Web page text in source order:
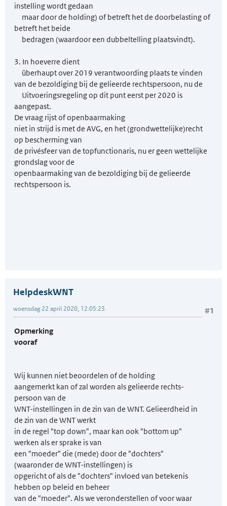
instelling wordt gedaan
maar door de holding) of betreft het de doorbelasting of
betreft het beide
bedragen (waardoor een dubbeltelling plaatsvindt).
3. In hoeverre dient
überhaupt over 2019 verantwoording plaats te vinden
van de bezoldiging bij de gelieerde rechtspersoon, nu de
Uitvoeringsregeling op dit punt eerst per 2020 is
aangepast.
De vraag rijst of openbaarmaking
niet in strijd is met de AVG, en het (grondwettelijke)recht
op bescherming van
de privésfeer van de topfunctionaris, nu er geen wettelijke
grondslag voor de
openbaarmaking van de bezoldiging bij de gelieerde
rechtspersoon is.
HelpdeskWNT
#1
woensdag 22 april 2020, 12:05:23
Opmerking
vooraf
Wij kunnen niet beoordelen of de holding
aangemerkt kan of zal worden als gelieerde rechts­
persoon van de
WNT-instellingen in de zin van de WNT. Gelieerdheid in
de zin van de WNT werkt
in de regel "top down", maar kan ook "bottom up"
werken als er sprake is van
een "moeder" die (mede) door de "dochters"
(waaronder de WNT-instellingen) is
opgericht of als de "dochters" invloed van betekenis
hebben op beleid en beheer
van de "moeder". Als we veronderstellen of voor waar